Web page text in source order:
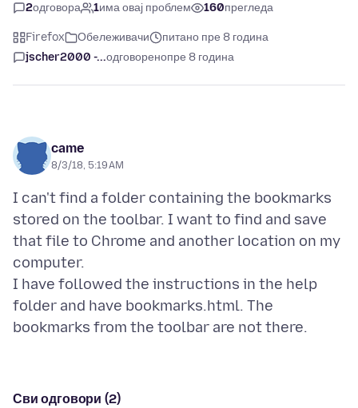
2одговора 1има овај проблем 160прегледа
Firefox Обележивачи
питано пре 8 година
jscher2000 -...одговоренопре 8 година
came
8/3/18, 5:19 AM
I can't find a folder containing the bookmarks
stored on the toolbar. I want to find and save
that file to Chrome and another location on my
computer.
I have followed the instructions in the help
folder and have bookmarks.html. The
Сви одговори (2)